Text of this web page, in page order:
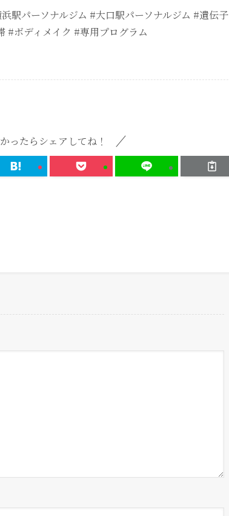
駅パーソナルジム #大口駅パーソナルジム #遺伝子
#ボディメイク #専用プログラム
ったらシェアしてね！